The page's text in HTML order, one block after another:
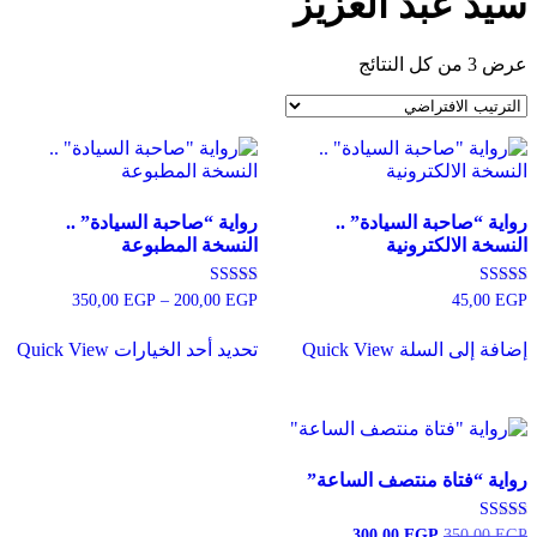
عرض ⁦3⁩ من كل النتائج
رواية “صاحبة السيادة” ..
النسخة الالكترونية
تم التقييم
45,00 EGP
إضافة إلى السلة Quick View
رواية “صاحبة السيادة” ..
النسخة المطبوعة
تم التقييم
200,00EGP
–
350,00EGP
نطاق
من
تحديد أحد الخيارات العديد
Quick View
رواية “فتاة منتصف الساعة”